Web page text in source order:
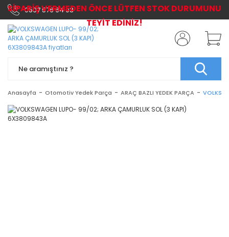
0507 576 64 03
Anasayfa Otomotiv Yedek Parça ARAÇ BAZLI YEDEK PARÇA
SİPARİŞ VERMEDEN ÖNCE LÜTFEN STOK DURUMUNU
TEYİT EDİNİZ!